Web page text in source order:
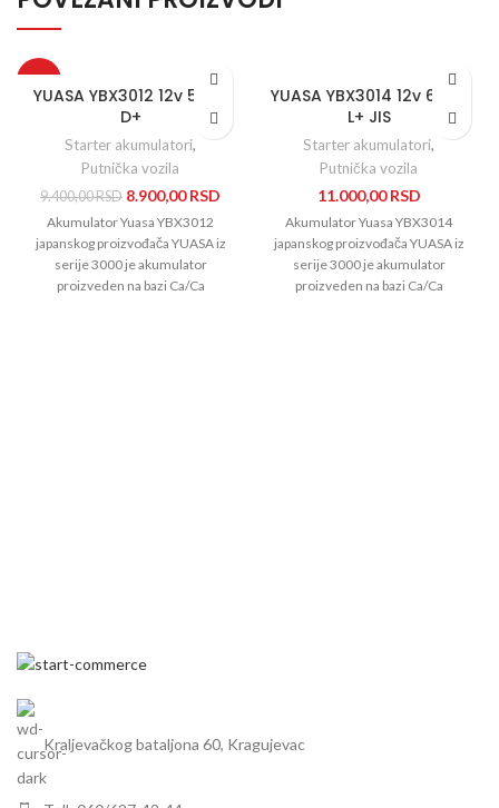
YUASA YBX3012 12v 52Ah
D+
Starter akumulatori,
Putnička vozila
9.400,00RSD 8.900,00RSD
Akumulator Yuasa YBX3012
japanskog proizvođača YUASA iz
serije 3000 je akumulator
proizveden na bazi Ca/Ca
YUASA YBX3014 12v 60Ah
L+ JIS
Starter akumulatori,
Putnička vozila
11.000,00RSD
Akumulator Yuasa YBX3014
japanskog proizvođača YUASA iz
serije 3000 je akumulator
proizveden na bazi Ca/Ca
Kraljevačkog bataljona 60, Kragujevac